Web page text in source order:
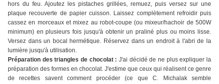
hors du feu. Ajoutez les pistaches grillées, remuez, puis versez sur une
plaque recouverte de papier cuisson. Laissez complètement refroidir puis
cassez en morceaux et mixez au robot-coupe (ou mixeur/hachoir de 500W
minimum) en plusieurs fois jusqu'à obtenir un praliné plus ou moins lisse.
Versez dans un bocal hermétique. Réservez dans un endroit à l'abri de la
lumière jusqu'à utilisation.
Préparation des triangles de chocolat : J'ai décidé de ne plus expliquer la
préparation des formes en chocolat. J'estime que ceux qui réalisent ce genre
de recettes savent comment procéder (ce que C. Michalak semble